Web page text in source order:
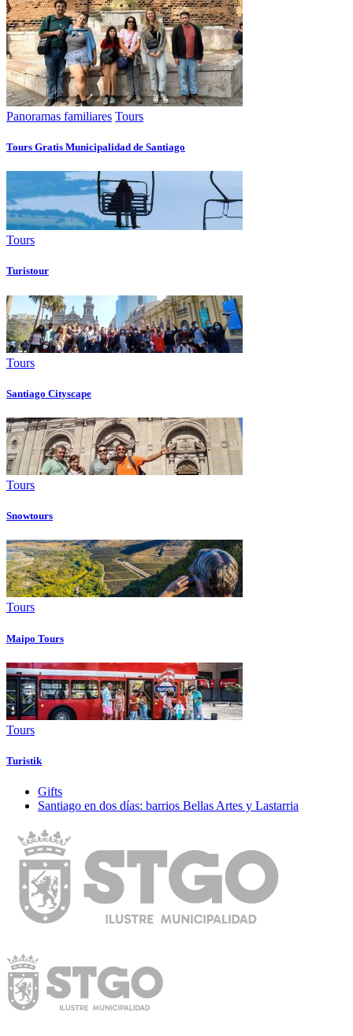
Panoramas familiares Tours
Tours Gratis Municipalidad de Santiago
Tours
Turistour
Tours
Santiago Cityscape
Tours
Snowtours
Tours
Maipo Tours
Tours
Turistik
Gifts
Santiago en dos dí­as: barrios Bellas Artes y Lastarria